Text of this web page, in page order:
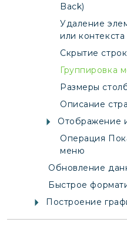
Back)
Удаление
или контекста
Скрытие
Группировка
Размеры
Описание
Отображение
Операция
меню
Обновление
Быстрое
Построение